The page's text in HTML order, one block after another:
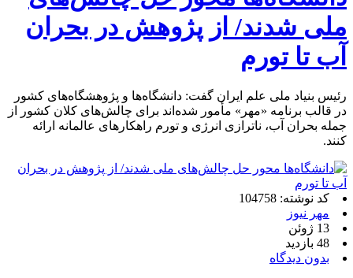
ملی شدند/ از پژوهش در بحران
آب تا تورم
رئیس بنیاد ملی علم ایران گفت: دانشگاه‌ها و پژوهشگاه‌های کشور
در قالب برنامه «مهر» مأمور شده‌اند برای چالش‌های کلان کشور از
جمله بحران آب، ناترازی انرژی و تورم راهکارهای عالمانه ارائه
کنند.
کد نوشته: 104758
مهر نیوز
13 ژوئن
48 بازدید
بدون دیدگاه